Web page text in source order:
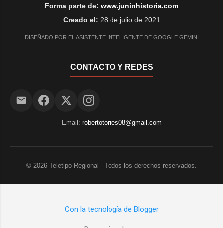
Forma parte de: www.juninhistoria.com
Creado el: 28 de julio de 2021
DISEÑADO POR EL ASISTENTE INTELIGENTE DE GOOGLE GEMINI
CONTACTO Y REDES
Email: robertotorres08@gmail.com
© 2026 Teletipo Regional - Todos los derechos reservados.
Con la tecnología de Blogger